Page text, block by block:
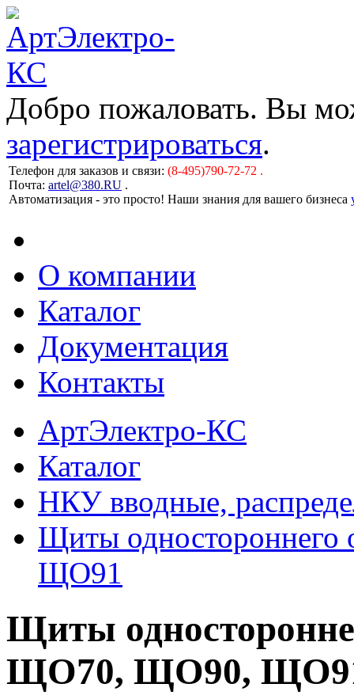
Добро пожаловать. Вы
зарегистрироваться.
Телефон для заказов и связи: (8-495)790-72-72 .
Почта: artel@380.RU .
Автоматизация - это просто! Наши знания для вашего бизнеса
О компании
Каталог
Документация
Контакты
АртЭлектро-КС
Каталог
НКУ вводные,
Щиты
ЩО91
Щиты
ЩО70, ЩО90,